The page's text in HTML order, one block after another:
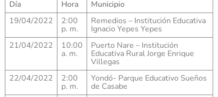
Día Hora
Municipio
19/04/2022
2:00
p. m.
Remedios – Institución Educativa
Ignacio Yepes Yepes
21/04/2022
10:00
a. m.
Puerto Nare – Institución
Educativa Rural Jorge Enrique
Villegas
22/04/2022
2:00
p. m.
Yondó- Parque Educativo Sueños
de Casabe